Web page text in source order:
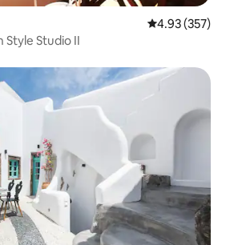
औसत रेटिंग 5 में से
4.93 (357)
Style Studio II